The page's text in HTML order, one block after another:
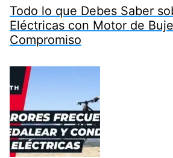
Todo lo que Debes Saber
Eléctricas con Motor de
Compromiso